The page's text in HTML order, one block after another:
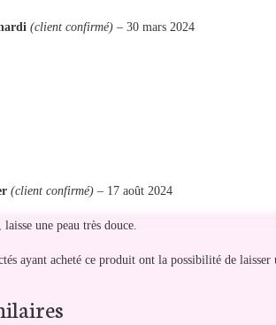
(client confirmé) – 30 mars 2024
(client confirmé) – 17 août 2024
une peau très douce.
ayant acheté ce produit ont la possibilité de laisser